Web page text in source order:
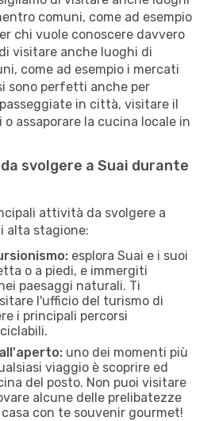
comuni, come ad esempio
chi vuole conoscere davvero
visitare anche luoghi di
come ad esempio i mercati
sono perfetti anche per
in città, visitare il
assaporare la cucina locale in
svolgere a Suai durante
attività da svolgere a
alta stagione:
esplora Suai e i suoi
o a piedi, e immergiti
paesaggi naturali. Ti
l'ufficio del turismo di
i principali percorsi
uno dei momenti più
viaggio è scoprire ed
del posto. Non puoi visitare
alcune delle prelibatezze
con te souvenir gourmet!